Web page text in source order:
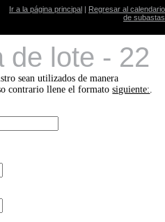
Ir a la página principal | Regresar al calendario
de subastas
de lote - 22
sean utilizados de manera
contrario llene el formatosiguiente:.